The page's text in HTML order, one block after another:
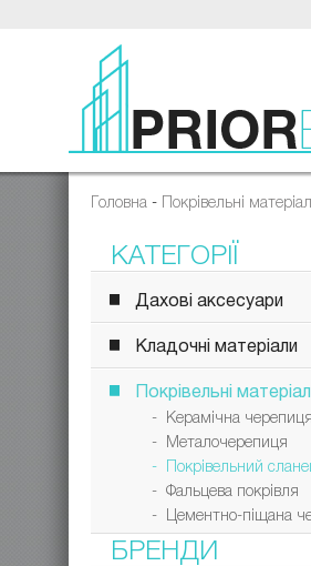
Головна - Покрівельні
КАТЕГОРІЇ
Дахові аксесуари
Кладочні матеріали
Покрівельні
- Керамічна черепиця
- Металочерепиця
- Покрівельний
- Фальцева покрівля
- Цементно-піщана
БРЕНДИ